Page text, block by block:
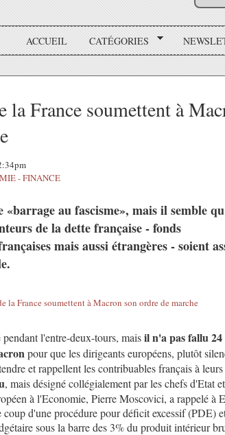
ACCUEIL CATÉGORIES
la France soumettent à
- FINANCE
au fascisme», mais il semble
de la dette française - fonds
mais aussi étrangères - soient
l'entre-deux-tours, maisil n'a pas fallu 24
pour que les dirigeants européens, plutôt
et rappellent les contribuables français à leurs
, mais désigné collégialement par les chefs d'Etat
à l'Economie, Pierre Moscovici, a rappelé à
d'une procédure pour déficit excessif (PDE)
sous la barre des 3% du produit intérieur